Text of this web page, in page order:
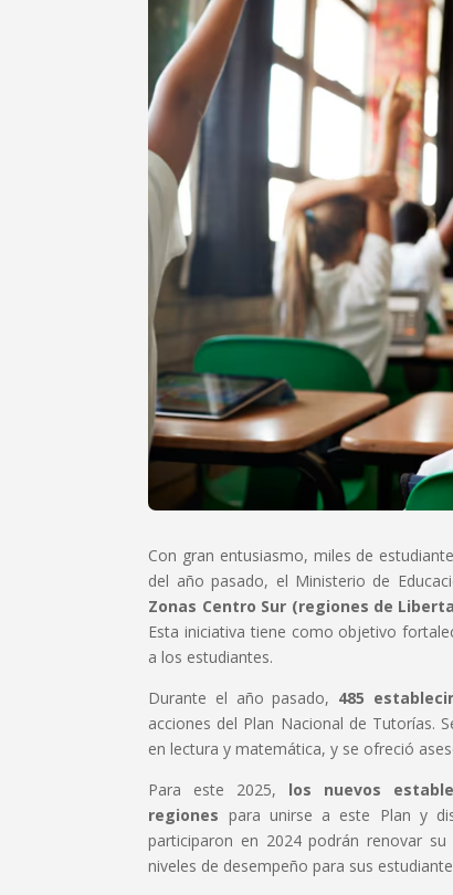
Con gran entusiasmo, miles de
del año pasado, el Ministerio de
Zonas Centro Sur (regiones de
Esta iniciativa tiene como objetivo
a los estudiantes.
Durante el año pasado, 485
acciones del Plan Nacional de Tutorías.
en lectura y matemática, y se ofreció
Para este 2025, los nuevos
regiones para unirse a este Plan y
participaron en 2024 podrán renovar
niveles de desempeño para sus